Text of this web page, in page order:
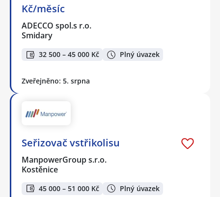
Kč/měsíc
ADECCO spol.s r.o.
Smidary
32 500 – 45 000 Kč Plný úvazek
Zveřejněno: 5. srpna
Seřizovač vstřikolisu
ManpowerGroup s.r.o.
Kostěnice
45 000 – 51 000 Kč Plný úvazek